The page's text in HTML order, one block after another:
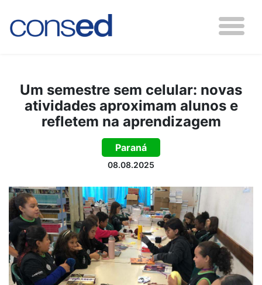
Um semestre sem celular: novas
atividades aproximam alunos e
refletem na aprendizagem
Paraná
08.08.2025